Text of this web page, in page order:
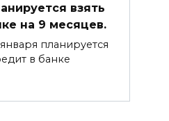
взять
на 9 месяцев.
планируется
в банке